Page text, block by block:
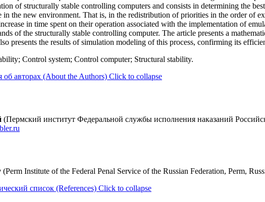
of structurally stable controlling computers and consists in determining the
in the new environment. That is, in the redistribution of priorities in the order of
in time spent on their operation associated with the implementation of
of the structurally stable controlling computer. The article presents a
presents the results of simulation modeling of this process, confirming its
Control system; Control computer; Structural stability.
авторах (About the Authors) Click to collapse
(Пермский институт Федеральной службы исполнения наказаний
(Perm Institute of the Federal Penal Service of the Russian Federation, Perm,
список (References) Click to collapse